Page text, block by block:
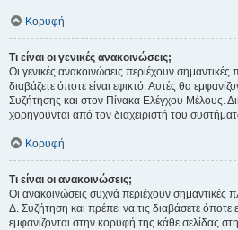
Κορυφή
Τι είναι οι γενικές ανακοινώσεις;
Οι γενικές ανακοινώσεις περιέχουν σημαντικές
διαβάζετε όποτε είναι εφικτό. Αυτές θα
Συζήτησης και στον Πίνακα Ελέγχου Μέλους.
χορηγούνται από τον διαχειριστή του
Κορυφή
Τι είναι οι ανακοινώσεις;
Οι ανακοινώσεις συχνά περιέχουν σημαντικές
Δ. Συζήτηση και πρέπει να τις διαβάσετε όποτε
εμφανίζονται στην κορυφή της κάθε σελίδας